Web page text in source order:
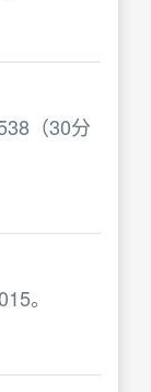
（30分
。